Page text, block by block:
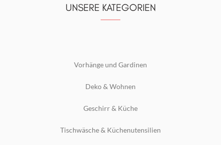
UNSERE KATEGORIEN
Vorhänge und Gardinen
Deko & Wohnen
Geschirr & Küche
Tischwäsche & Küchenutensilien